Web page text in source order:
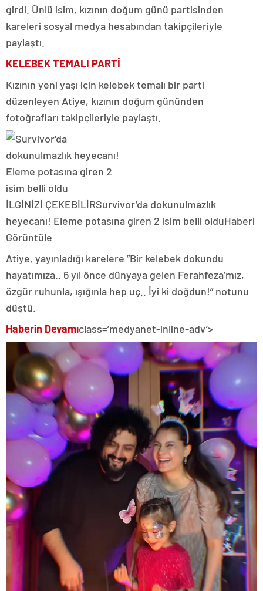
girdi. Ünlü isim, kızının doğum günü partisinden
kareleri sosyal medya hesabından takipçileriyle
paylaştı.
KELEBEK TEMALI PARTİ
Kızının yeni yaşı için kelebek temalı bir parti
düzenleyen Atiye, kızının doğum gününden
fotoğrafları takipçileriyle paylaştı.
İLGİNİZİ ÇEKEBİLİRSurvivor’da dokunulmazlık
heyecanı! Eleme potasına giren 2 isim belli olduHaberi
Görüntüle
Atiye, yayınladığı karelere ”Bir kelebek dokundu
hayatımıza.. 6 yıl önce dünyaya gelen Ferahfeza’mız,
özgür ruhunla, ışığınla hep uç.. İyi ki doğdun!” notunu
düştü.
Haberin Devamıclass=’medyanet-inline-adv’>